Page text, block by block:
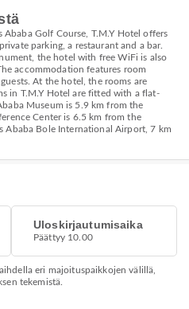
Golf Course, T.M.Y Hotel offers
parking, a restaurant and a bar.
the hotel with free WiFi is also
accommodation features room
At the hotel, the rooms are
in T.M.Y Hotel are fitted with a flat-
Museum is 5.9 km from the
Center is 6.5 km from the
Ababa Bole International Airport, 7 km
Uloskirjautumisaika
Päättyy 10.00
eri majoituspaikkojen välillä,
tekemistä.